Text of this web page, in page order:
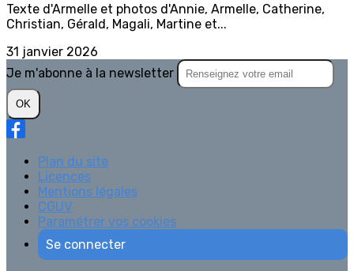
Texte d'Armelle et photos d'Annie, Armelle, Catherine,
Christian, Gérald, Magali, Martine et...
31 janvier 2026
Je m'abonne à la newsletter
OK
Plan du site
Licences
Mentions légales
CGUV
Paramétrer vos cookies
Se connecter